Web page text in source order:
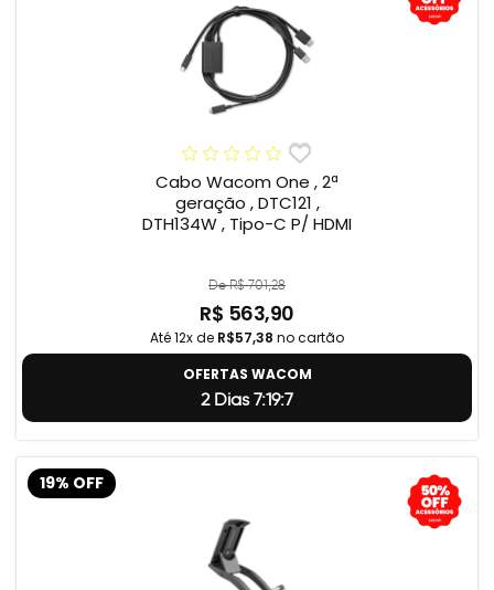
Cabo Wacom One , 2ª
geração , DTC121 ,
DTH134W , Tipo-C P/ HDMI
De R$ 701,28
R$ 563,90
Até 12x de R$57,38 no cartão
OFERTAS WACOM
2 Dias 7:19:5
19% OFF